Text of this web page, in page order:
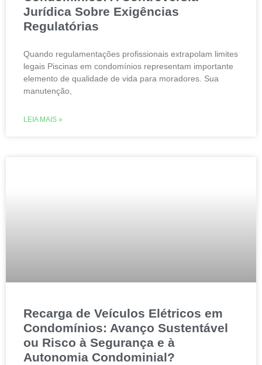
Jurídica Sobre Exigências
Regulatórias
Quando regulamentações profissionais extrapolam limites
legais Piscinas em condomínios representam importante
elemento de qualidade de vida para moradores. Sua
manutenção,
LEIA MAIS »
Recarga de Veículos Elétricos em
Condomínios: Avanço Sustentável
ou Risco à Segurança e à
Autonomia Condominial?